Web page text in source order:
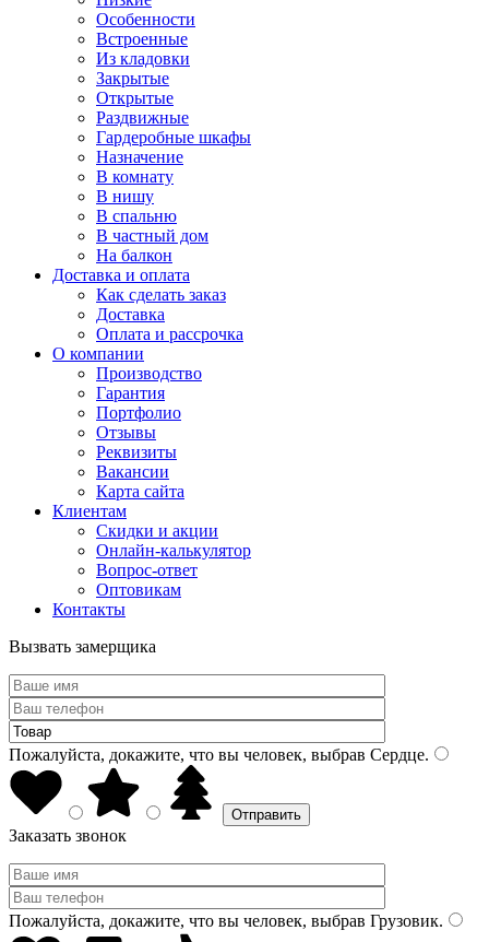
Особенности
Встроенные
Из кладовки
Закрытые
Открытые
Раздвижные
Гардеробные шкафы
Назначение
В комнату
В нишу
В спальню
В частный дом
На балкон
Доставка и оплата
Как сделать заказ
Доставка
Оплата и рассрочка
О компании
Производство
Гарантия
Портфолио
Отзывы
Реквизиты
Вакансии
Карта сайта
Клиентам
Скидки и акции
Онлайн-калькулятор
Вопрос-ответ
Оптовикам
Контакты
Вызвать замерщика
Пожалуйста, докажите, что вы человек, выбрав Сердце.
Заказать звонок
Пожалуйста, докажите, что вы человек, выбрав Грузовик.